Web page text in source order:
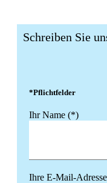
Schreiben Sie
*Pflichtfelder
Ihr Name (*)
Ihre E-Mail-